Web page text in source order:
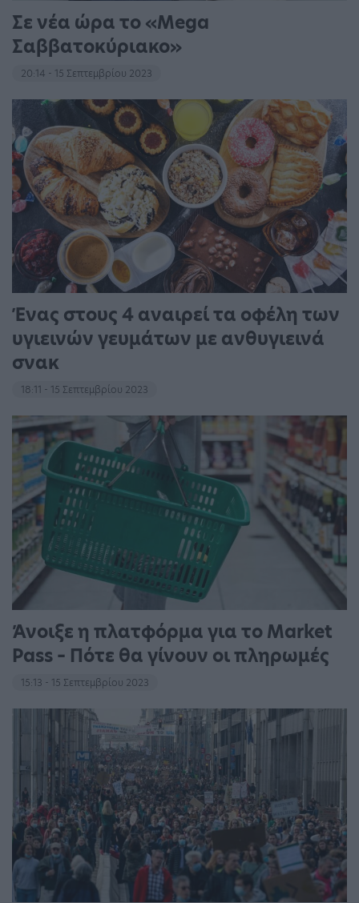
Σε νέα ώρα το «Mega
Σαββατοκύριακο»
20:14 - 15 Σεπτεμβρίου 2023
Ένας στους 4 αναιρεί τα οφέλη των
υγιεινών γευμάτων με ανθυγιεινά
σνακ
18:11 - 15 Σεπτεμβρίου 2023
Άνοιξε η πλατφόρμα για το Market
Pass – Πότε θα γίνουν οι πληρωμές
15:13 - 15 Σεπτεμβρίου 2023